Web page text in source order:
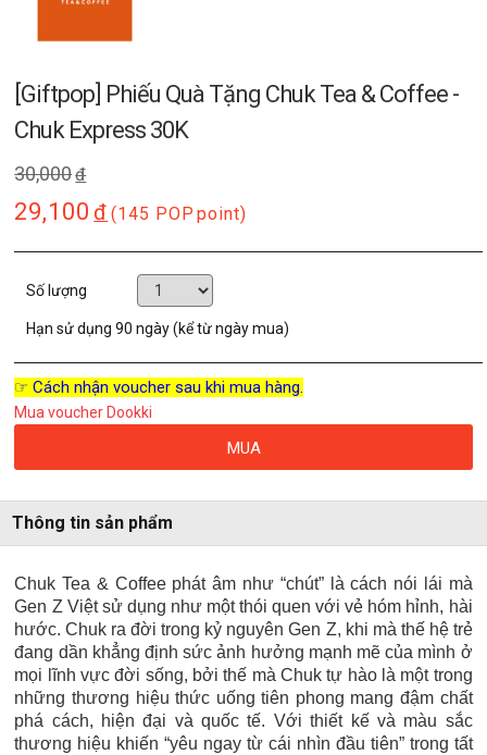
[Giftpop] Phiếu Quà Tặng Chuk Tea & Coffee -
Chuk Express 30K
30,000đ
29,100 đ (145 POP point)
Số lượng
Hạn sử dụng90 ngày (kể từ ngày mua)
☞ Cách nhận voucher sau khi mua hàng.
Mua voucher Dookki
MUA
Thông tin sản phẩm
Chuk Tea & Coffee phát âm như “chút” là cách nói lái mà
Gen Z Việt sử dụng như một thói quen với vẻ hóm hỉnh, hài
hước. Chuk ra đời trong kỷ nguyên Gen Z, khi mà thế hệ trẻ
đang dần khẳng định sức ảnh hưởng mạnh mẽ của mình ở
mọi lĩnh vực đời sống, bởi thế mà Chuk tự hào là một trong
những thương hiệu thức uống tiên phong mang đậm chất
phá cách, hiện đại và quốc tế. Với thiết kế và màu sắc
thương hiệu khiến “yêu ngay từ cái nhìn đầu tiên” trong tất